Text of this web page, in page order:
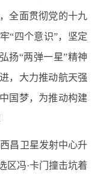
全面贯彻党的十九
“四个意识”，坚定
扬“两弹一星”精神
，大力推动航天强
国梦，为推动构建
昌卫星发射中心升
区冯·卡门撞击坑着